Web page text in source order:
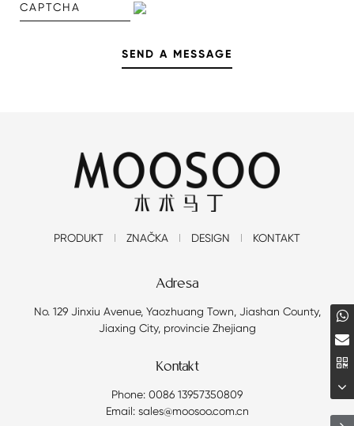
PRODUKT ZNAČKA DESIGN KONTAKT
Adresa
No. 129 Jinxiu Avenue, Yaozhuang Town, Jiashan County,
Jiaxing City, provincie Zhejiang
Kontakt
Phone: 0086 13957350809
Email: sales@moosoo.com.cn